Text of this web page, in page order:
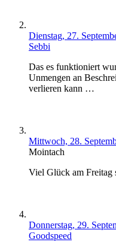
Dienstag, 27.
Sebbi
Das es funktioniert
Unmengen an
verlieren kann …
Mittwoch, 28.
Mointach
Viel Glück am Freitag
Donnerstag, 29.
Goodspeed